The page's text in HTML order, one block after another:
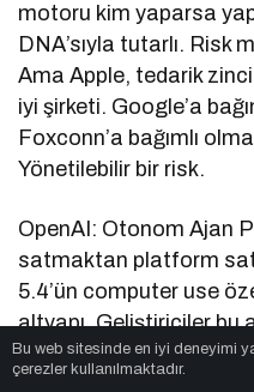
motoru kim yaparsa
DNA’sıyla tutarlı. Risk
Ama Apple, tedarik
iyi şirketi. Google’a
Foxconn’a bağımlı
Yönetilebilir bir risk.
OpenAI: Otonom Ajan
satmaktan platform
5.4’ün computer use
altyapı. Geliştiriciler bu
ajanlar inşa edecek.
ajan, tasarımcı ajan.
Bu web sitesinde en iyi deneyimi
çerezler kullanılmaktadır.